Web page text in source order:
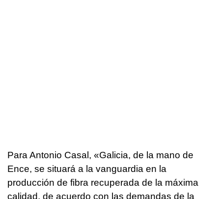
Para Antonio Casal, «Galicia, de la mano de
Ence, se situará a la vanguardia en la
producción de fibra recuperada de la máxima
calidad, de acuerdo con las demandas de la